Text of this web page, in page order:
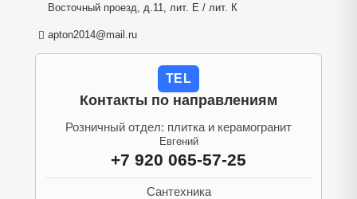
Восточный проезд, д.11, лит. Е / лит. К
apton2014@mail.ru
TEL
Контакты по направлениям
Розничный отдел: плитка и керамогранит
Евгений
+7 920 065-57-25
Сантехника